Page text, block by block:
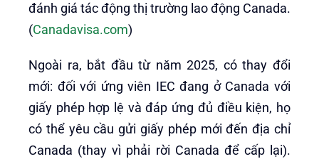
đánh giá tác động thị trường lao động Canada.
(Canadavisa.com)
Ngoài ra, bắt đầu từ năm 2025, có thay đổi
mới: đối với ứng viên IEC đang ở Canada với
giấy phép hợp lệ và đáp ứng đủ điều kiện, họ
có thể yêu cầu gửi giấy phép mới đến địa chỉ
Canada (thay vì phải rời Canada để cấp lại).